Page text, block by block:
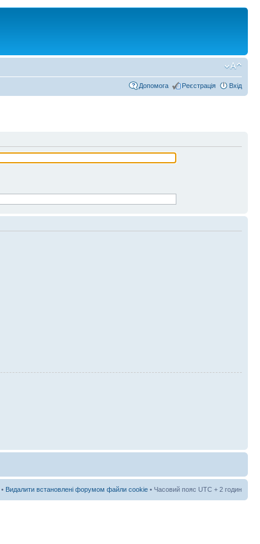
Допомога Реєстрація Вхід
• Видалити встановлені форумом файли cookie • Часовий пояс UTC + 2 годин